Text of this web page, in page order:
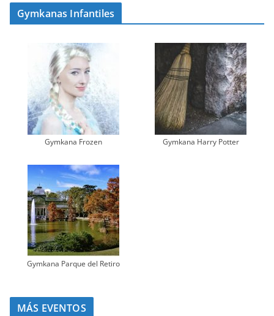
Gymkanas Infantiles
Gymkana Frozen Gymkana Harry Potter
Gymkana Parque del Retiro
MÁS EVENTOS